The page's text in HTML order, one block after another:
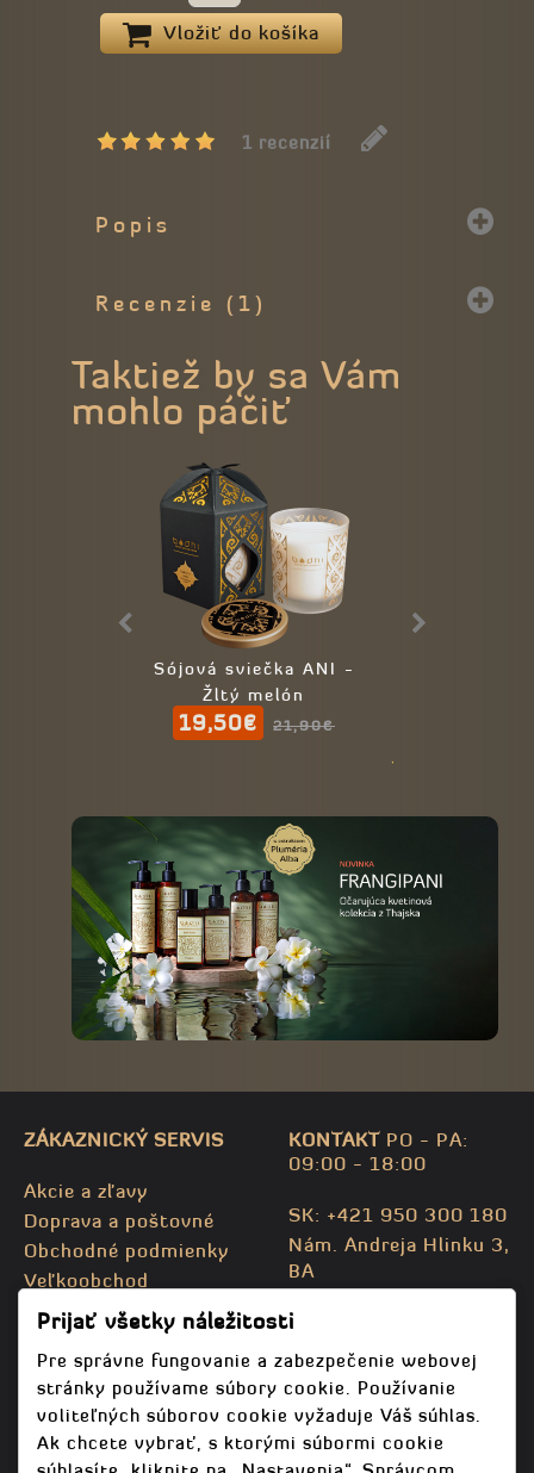
Vložiť do košíka
1 recenzií
Popis
Recenzie (1)
Taktiež by sa Vám
mohlo páčiť
Sójová sviečka ANI -
Žltý melón
19,50€ 21,90€
ZÁKAZNICKÝ SERVIS
Akcie a zľavy
Doprava a poštovné
Obchodné podmienky
Veľkoobchod
Kontaktujte nás
Mapa stránky
KONTAKTPO - PA:
09:00 - 18:00
SK: +421 950 300 180
Nám. Andreja Hlinku 3,
BA
info@bodhispa.sk
info@bodhi.cz
Prijať všetky náležitosti
Pre správne fungovanie a zabezpečenie webovej
stránky používame súbory cookie. Používanie
voliteľných súborov cookie vyžaduje Váš súhlas.
Ak chcete vybrať, s ktorými súbormi cookie